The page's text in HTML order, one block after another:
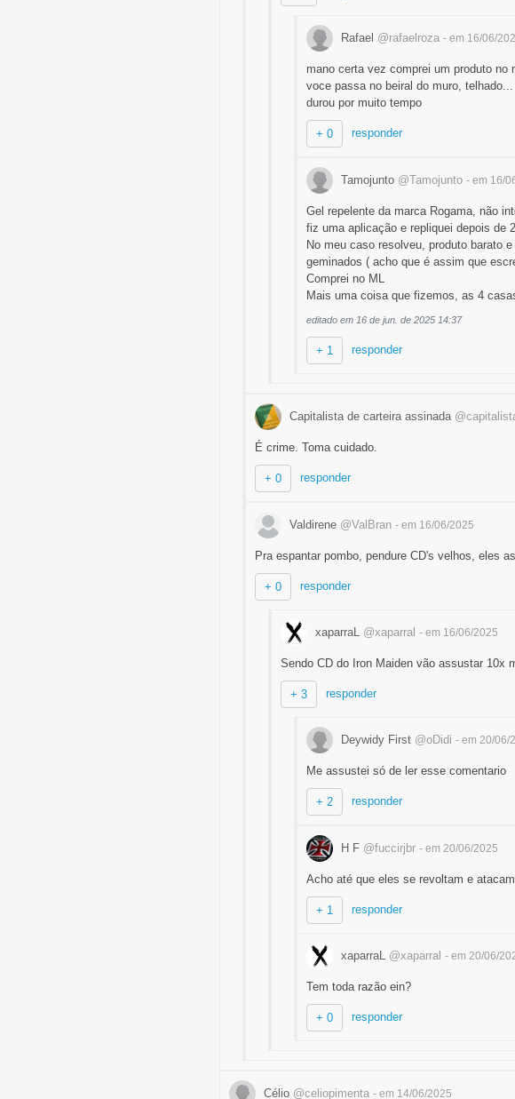
Rafael @rafaelroza - em 16/06/
mano certa vez comprei um produto no
voce passa no beiral do muro,
durou por muito tempo
+ 0 responder
Tamojunto @Tamojunto - em 16/
Gel repelente da marca Rogama, não
fiz uma aplicação e repliquei depois de
No meu caso resolveu, produto barato
geminados ( acho que é assim que
Comprei no ML
Mais uma coisa que fizemos, as 4
editado em 16 de jun. de 2025 14:37
+ 1 responder
Capitalista de carteira assinada
É crime. Toma cuidado.
+ 0 responder
Valdirene @ValBran - em 16/06/2025
Pra espantar pombo, pendure CD's velhos, eles
+ 0 responder
xaparraL @xaparral - em 16/06/2025
Sendo CD do Iron Maiden vão assustar 10x
+ 3 responder
Deywidy First @oDidi - em 20/06/
Me assustei só de ler esse comentario
+ 2 responder
H F @fuccirjbr - em 20/06/2025
Acho até que eles se revoltam e
+ 1 responder
xaparraL @xaparral - em 20/06/
Tem toda razão ein?
+ 0 responder
Célio @celiopimenta - em 14/06/2025